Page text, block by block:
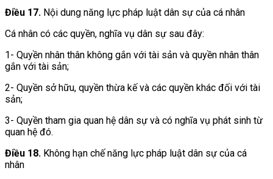
Điều 17. Nội dung năng lực pháp luật dân sự của cá nhân
Cá nhân có các quyền, nghĩa vụ dân sự sau đây:
1- Quyền nhân thân không gắn với tài sản và quyền nhân thân
gắn với tài sản;
2- Quyền sở hữu, quyền thừa kế và các quyền khác đối với tài
sản;
3- Quyền tham gia quan hệ dân sự và có nghĩa vụ phát sinh từ
quan hệ đó.
Điều 18. Không hạn chế năng lực pháp luật dân sự của cá
nhân